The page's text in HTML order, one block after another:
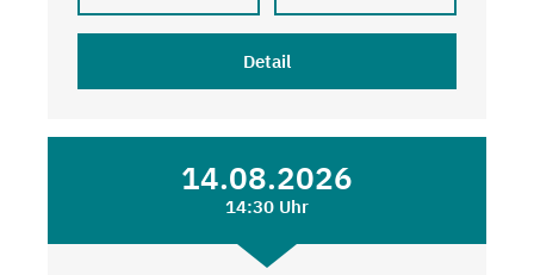
Detail
14.08.2026
14:30 Uhr